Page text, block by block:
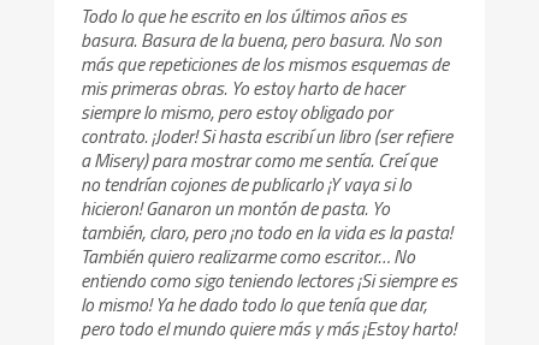
Todo lo que he escrito en los últimos años es
basura. Basura de la buena, pero basura. No son
más que repeticiones de los mismos esquemas de
mis primeras obras. Yo estoy harto de hacer
siempre lo mismo, pero estoy obligado por
contrato. ¡Joder! Si hasta escribí un libro (ser refiere
a Misery) para mostrar como me sentía. Creí que
no tendrían cojones de publicarlo ¡Y vaya si lo
hicieron! Ganaron un montón de pasta. Yo
también, claro, pero ¡no todo en la vida es la pasta!
También quiero realizarme como escritor… No
entiendo como sigo teniendo lectores ¡Si siempre es
lo mismo! Ya he dado todo lo que tenía que dar,
pero todo el mundo quiere más y más ¡Estoy harto!